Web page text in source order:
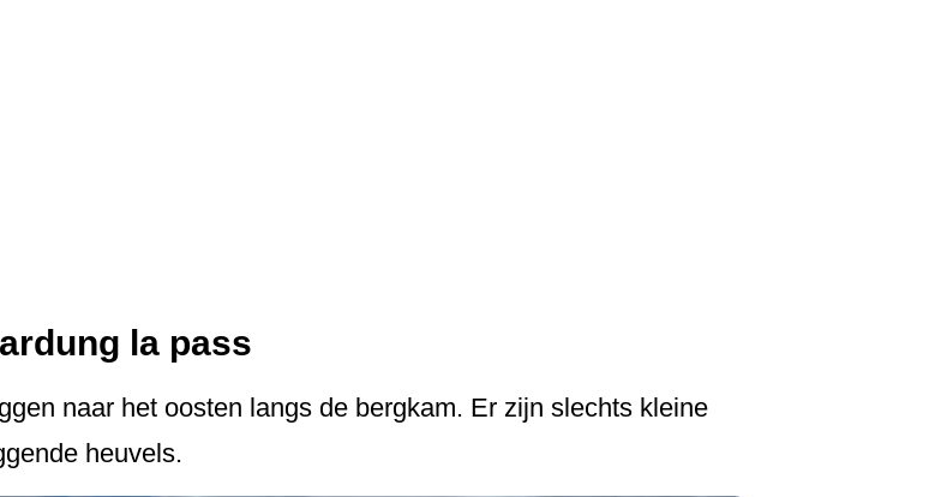
la pass
naar het oosten langs de bergkam. Er zijn slechts kleine
heuvels.